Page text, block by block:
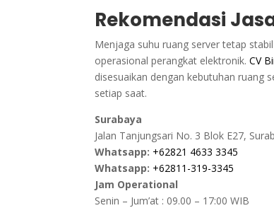
Rekomendasi
Menjaga suhu ruang server tetap
operasional perangkat elektronik.CV
disesuaikan dengan kebutuhan ruang
setiap saat.
Surabaya
Jalan Tanjungsari No. 3 Blok E27,
Whatsapp: +62821 4633 3345
Whatsapp: +62811-319-3345
Jam Operational
Senin – Jum’at : 09.00 – 17:00 WIB